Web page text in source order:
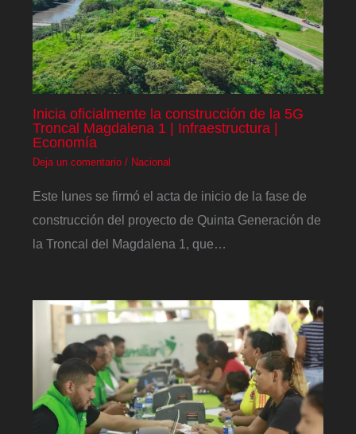
Inicia oficialmente la construcción de la 5G
Troncal Magdalena 1 | Infraestructura |
Economía
Deja un comentario / Nacional
Este lunes se firmó el acta de inicio de la fase de
construcción del proyecto de Quinta Generación de
la Troncal del Magdalena 1, que…